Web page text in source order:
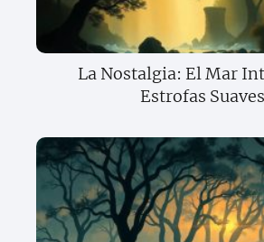
La Nostalgia: El Mar
Estrofas Suaves